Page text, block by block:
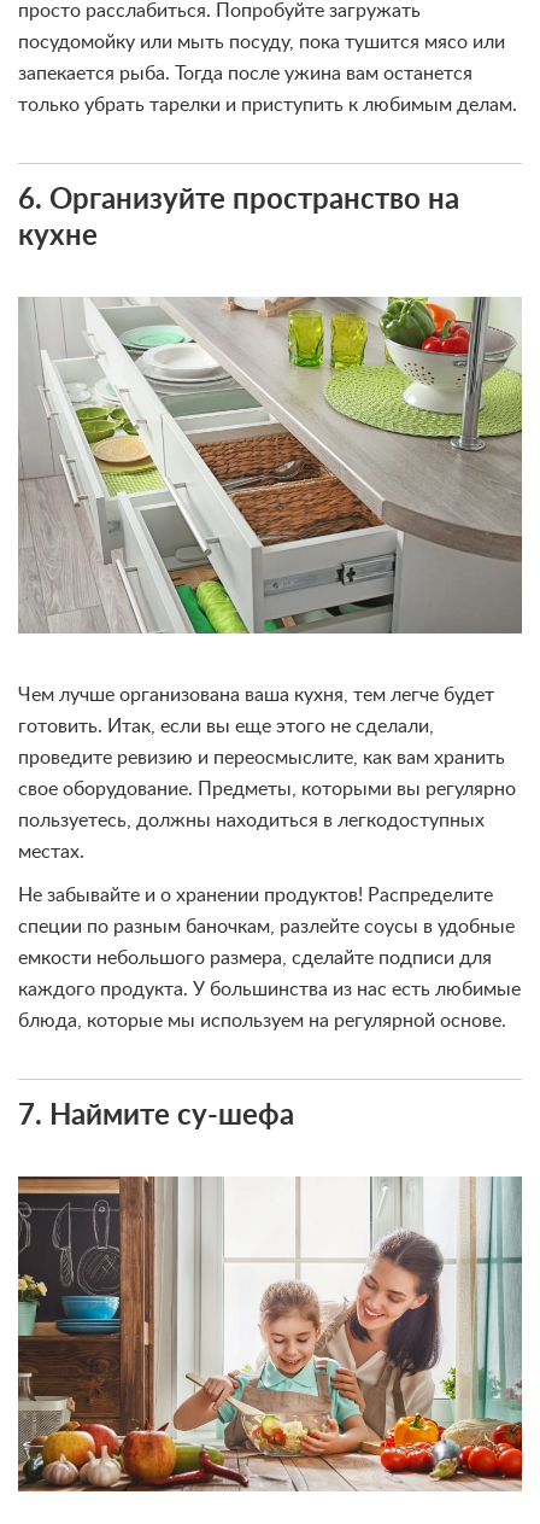
просто расслабиться. Попробуйте загружать
посудомойку или мыть посуду, пока тушится мясо или
запекается рыба. Тогда после ужина вам останется
только убрать тарелки и приступить к любимым делам.
6. Организуйте пространство на
кухне
Чем лучше организована ваша кухня, тем легче будет
готовить. Итак, если вы еще этого не сделали,
проведите ревизию и переосмыслите, как вам хранить
свое оборудование. Предметы, которыми вы регулярно
пользуетесь, должны находиться в легкодоступных
местах.
Не забывайте и о хранении продуктов! Распределите
специи по разным баночкам, разлейте соусы в удобные
емкости небольшого размера, сделайте подписи для
каждого продукта. У большинства из нас есть любимые
блюда, которые мы используем на регулярной основе.
7. Наймите су-шефа